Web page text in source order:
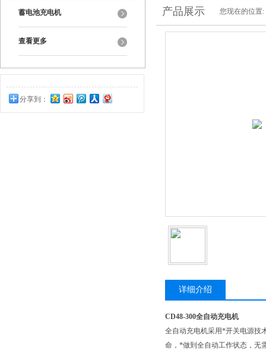
蓄电池充电机
查看更多
分享到：
产品展示 您现在的位置:
详细介绍
CD48-300全自动充电机
全自动充电机采用*开关电源技
命，*做到全自动工作状态，无